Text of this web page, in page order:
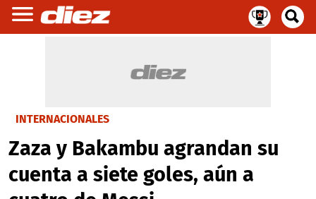
INTERNACIONALES
Zaza y Bakambu agrandan su
cuenta a siete goles, aún a